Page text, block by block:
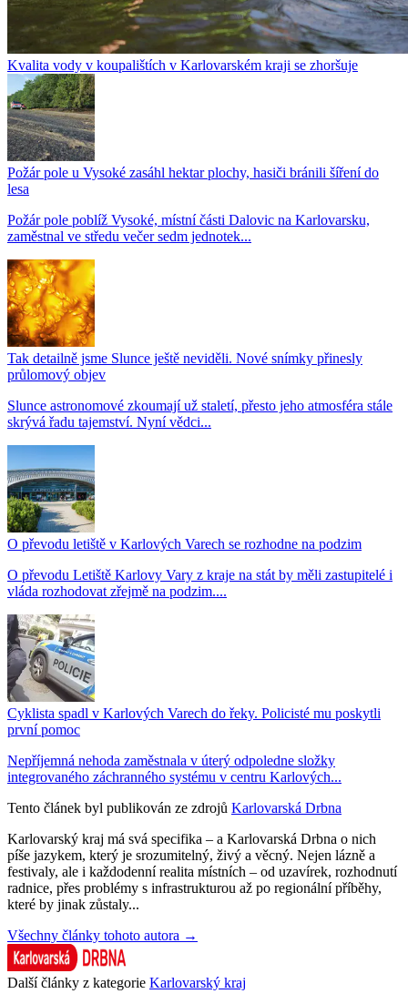
Kvalita vody v koupalištích v Karlovarském kraji se zhoršuje
Požár pole u Vysoké zasáhl hektar plochy, hasiči bránili šíření do
lesa
Požár pole poblíž Vysoké, místní části Dalovic na Karlovarsku,
zaměstnal ve středu večer sedm jednotek...
Tak detailně jsme Slunce ještě neviděli. Nové snímky přinesly
průlomový objev
Slunce astronomové zkoumají už staletí, přesto jeho atmosféra stále
skrývá řadu tajemství. Nyní vědci...
O převodu letiště v Karlových Varech se rozhodne na podzim
O převodu Letiště Karlovy Vary z kraje na stát by měli zastupitelé i
vláda rozhodovat zřejmě na podzim....
Cyklista spadl v Karlových Varech do řeky. Policisté mu poskytli
první pomoc
Nepříjemná nehoda zaměstnala v úterý odpoledne složky
integrovaného záchranného systému v centru Karlových...
Tento článek byl publikován ze zdrojů Karlovarská Drbna
Karlovarský kraj má svá specifika – a Karlovarská Drbna o nich
píše jazykem, který je srozumitelný, živý a věcný. Nejen lázně a
festivaly, ale i každodenní realita místních – od uzavírek, rozhodnutí
radnice, přes problémy s infrastrukturou až po regionální příběhy,
které by jinak zůstaly...
Všechny články tohoto autora →
Další články z kategorie Karlovarský kraj